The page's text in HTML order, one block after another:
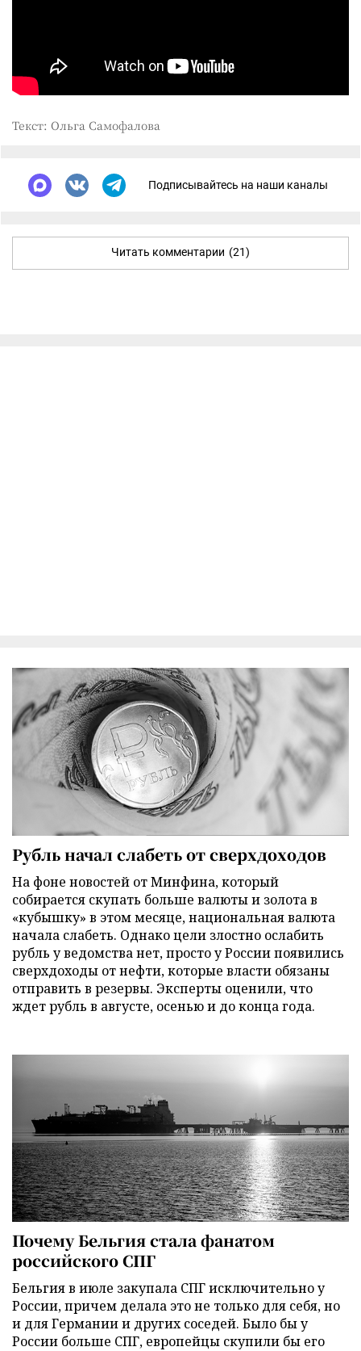
Текст: Ольга Самофалова
Подписывайтесь на наши каналы
Читать комментарии (21)
Рубль начал слабеть от сверхдоходов
На фоне новостей от Минфина, который
собирается скупать больше валюты и золота в
«кубышку» в этом месяце, национальная валюта
начала слабеть. Однако цели злостно ослабить
рубль у ведомства нет, просто у России появились
сверхдоходы от нефти, которые власти обязаны
отправить в резервы. Эксперты оценили, что
ждет рубль в августе, осенью и до конца года.
Почему Бельгия стала фанатом
российского СПГ
Бельгия в июле закупала СПГ исключительно у
России, причем делала это не только для себя, но
и для Германии и других соседей. Было бы у
России больше СПГ, европейцы скупили бы его